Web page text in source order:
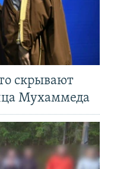
скрывают
Мухаммеда